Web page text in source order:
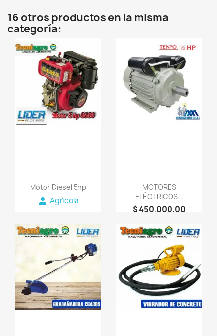
16 otros productos en la misma
categoría:
Motor Diesel 5hp
person Agrícola
favorite_border
MOTORES
ELÉCTRICOS...
$ 450.000,00
SG S.A.S
favorite_border
favorite_border favorite_border